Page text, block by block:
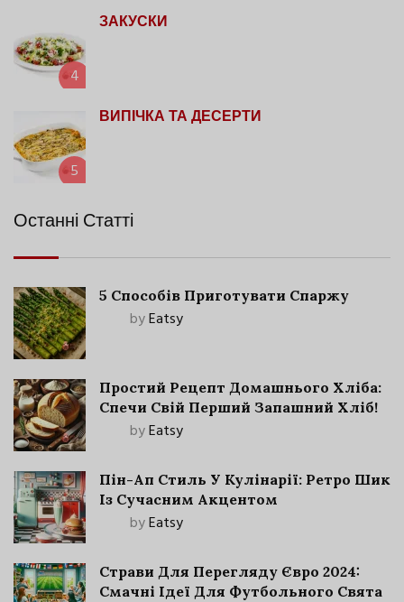
4
ЗАКУСКИ
5
ВИПІЧКА ТА ДЕСЕРТИ
Останні Статті
5 Способів Приготувати Спаржу
byEatsy
Простий Рецепт Домашнього Хліба:
Спечи Свій Перший Запашний Хліб!
byEatsy
Пін-Ап Стиль У Кулінарії: Ретро Шик
Із Сучасним Акцентом
byEatsy
Страви Для Перегляду Євро 2024:
Смачні Ідеї Для Футбольного Свята